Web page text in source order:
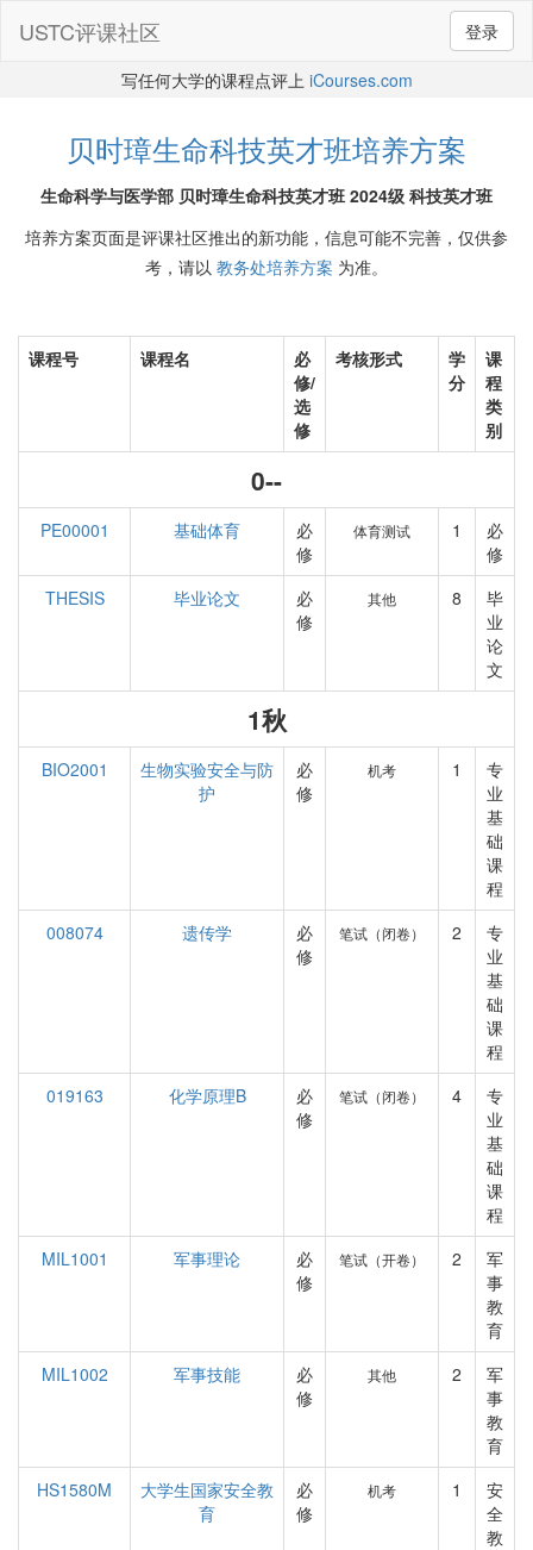
登录
USTC评课社区
写任何大学的课程点评上 iCourses.com
贝时璋生命科技英才班培养方案
生命科学与医学部 贝时璋生命科技英才班 2024级 科技英才班
培养方案页面是评课社区推出的新功能，信息可能不完善，仅供参
考，请以 教务处培养方案 为准。
课程号 课程名
必
修/
选
修
考核形式
学
分
课
程
类
别
0--
PE00001 基础体育
必
修
体育测试 1
必
修
THESIS
毕业论文
必
修
其他 8
毕
业
论
文
1秋
BIO2001
生物实验安全与防
护
必
修
机考 1
专
业
基
础
课
程
008074
遗传学
必
修
笔试（闭卷） 2
专
业
基
础
课
程
019163
化学原理B
必
修
笔试（闭卷） 4
专
业
基
础
课
程
MIL1001
军事理论
必
修
笔试（开卷） 2
军
事
教
育
MIL1002
军事技能
必
修
其他 2
军
事
教
育
HS1580M
大学生国家安全教
育
必
修
机考 1
安
全
教